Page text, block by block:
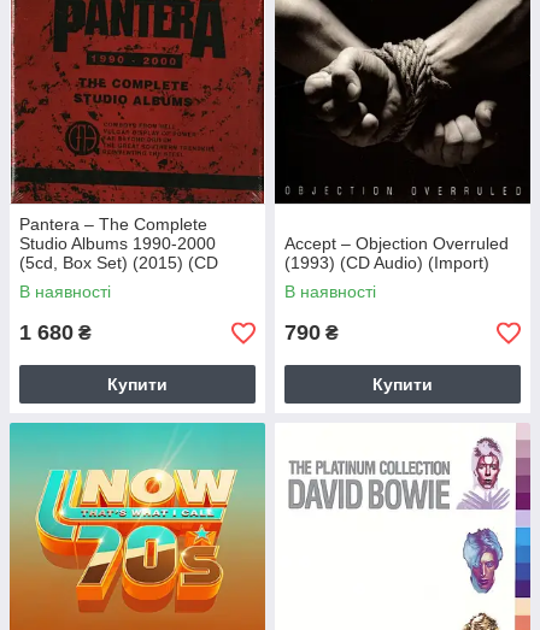
Pantera – The Complete
Studio Albums 1990-2000
(5cd, Box Set) (2015) (CD
Audio) (Import)
В наявності
1 680 ₴
Купити
Accept – Objection Overruled
(1993) (CD Audio) (Import)
В наявності
790 ₴
Купити